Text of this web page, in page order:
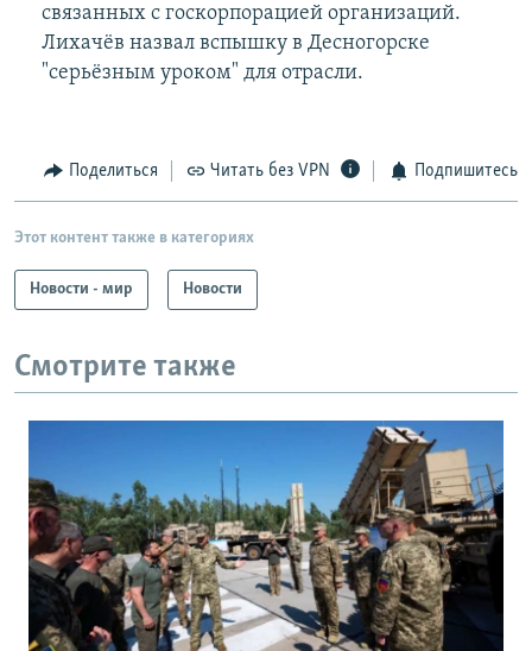
связанных с госкорпорацией организаций.
Лихачёв назвал вспышку в Десногорске
"серьёзным уроком" для отрасли.
Поделиться Читать без VPN Подпишитесь
Этот контент также в категориях
Новости - мир Новости
Смотрите также